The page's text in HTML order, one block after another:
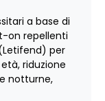
a base di
on repellenti
per
riduzione
notturne,